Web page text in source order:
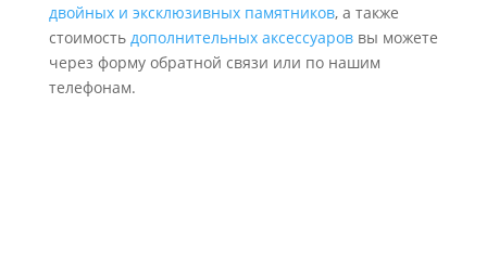
двойных и эксклюзивных памятников, а также
стоимость дополнительных аксессуароввы можете
через форму обратной связи или по нашим
телефонам.